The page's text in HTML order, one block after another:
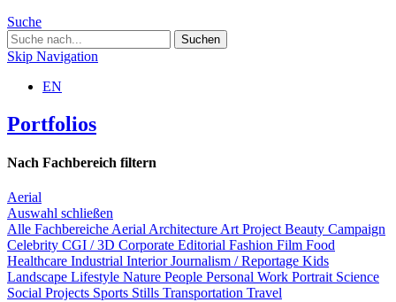
Suche
Skip Navigation
EN
Portfolios
Nach Fachbereich filtern
Aerial
Auswahl schließen
Alle Fachbereiche Aerial Architecture Art Project Beauty Campaign
Celebrity CGI / 3D Corporate Editorial Fashion Film Food
Healthcare Industrial InteriorJournalism / Reportage Kids
Landscape Lifestyle Nature People Personal Work Portrait Science
Social Projects Sports Stills Transportation Travel